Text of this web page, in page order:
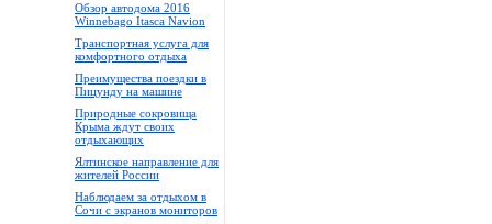
Обзор автодома 2016
Winnebago Itasca Navion
Транспортная услуга для
комфортного отдыха
Преимущества поездки в
Пицунду на машине
Природные сокровища
Крыма ждут своих
отдыхающих
Ялтинское направление для
жителей России
Наблюдаем за отдыхом в
Сочи с экранов мониторов